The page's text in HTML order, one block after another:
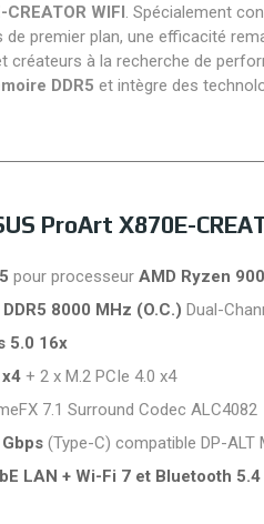
WIFI. Spécialement
premier plan, une efficacité
créateurs à la recherche de
DDR5 et intègre des
ProArt X870E-
pour processeur AMD Ryzen
8000 MHz (O.C.) Dual-
5.0 16x
+ 2 x M.2 PCIe 4.0 x4
7.1 Surround Codec ALC4082
(Type-C) compatible DP-ALT
LAN + Wi-Fi 7 et Bluetooth 5.4